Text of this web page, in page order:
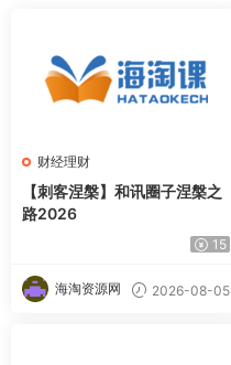
财经理财
【刺客涅槃】和讯圈子涅槃之
路2026
15
海淘资源网 2026-08-05